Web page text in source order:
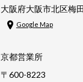
大阪府大阪市北区梅
Google Map
京都営業所
〒600-8223